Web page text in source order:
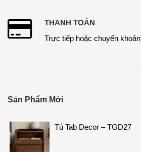
THANH TOÁN
Trực tiếp hoặc chuyển khoản
Sản Phẩm Mới
Tủ Tab Decor – TGD27